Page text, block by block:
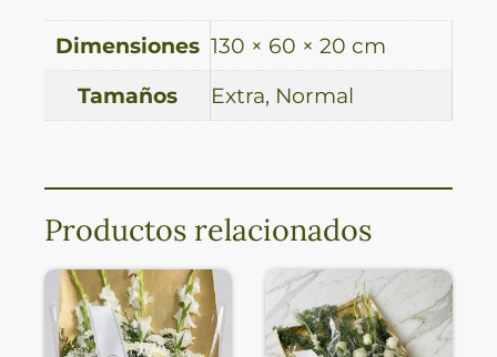
Dimensiones 130 × 60 × 20 cm
Tamaños
Extra, Normal
Productos relacionados